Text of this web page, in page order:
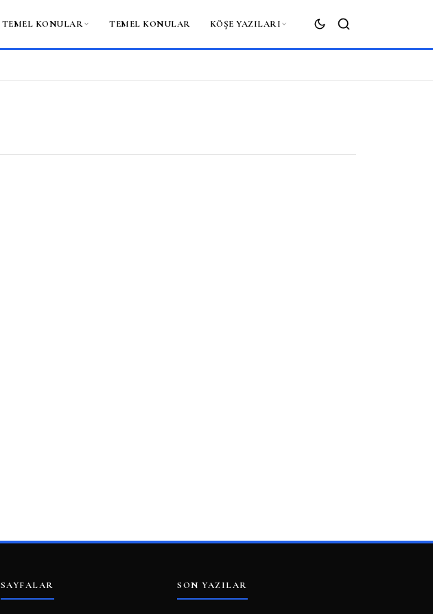
TEMEL KONULAR TEMEL KONULAR KÖŞE YAZILARI
ARA
SAYFALAR SON YAZILAR